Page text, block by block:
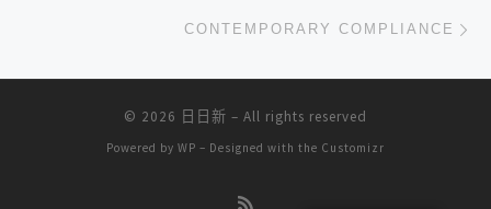
CONTEMPORARY COMPLIANCE
© 2026 日日新 – All rights reserved
Powered by WP – Designed with the Customizr